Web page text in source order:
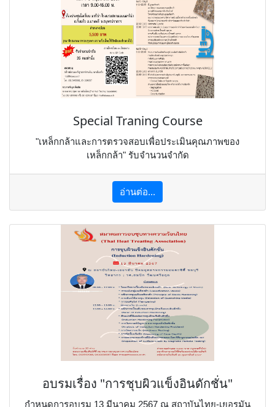
Special Traning Course
"เหล็กกล้าและการตรวจสอบเพื่อประเมินคุณภาพของ
เหล็กกล้า" รับจำนวนจำกัด
อ่านต่อ...
อบรมเรื่อง "การชุบผิวแข็งอินดักชั่น"
กำหนดการอบรม 13 มีนาคม 2567 ณ สถาบันไทย-เยอรมัน